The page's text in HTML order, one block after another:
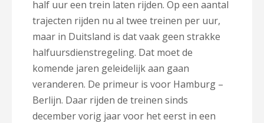
half uur een trein laten rijden. Op een aantal
trajecten rijden nu al twee treinen per uur,
maar in Duitsland is dat vaak geen strakke
halfuursdienstregeling. Dat moet de
komende jaren geleidelijk aan gaan
veranderen. De primeur is voor Hamburg –
Berlijn. Daar rijden de treinen sinds
december vorig jaar voor het eerst in een